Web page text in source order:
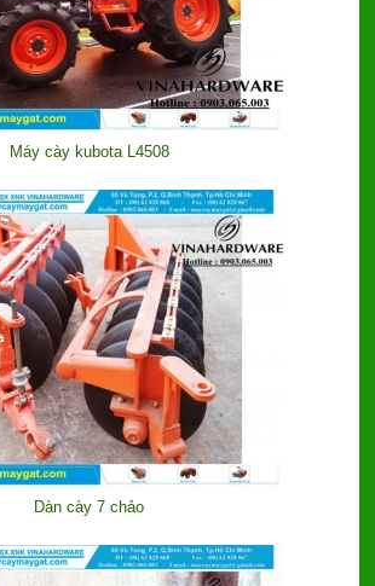
Máy cày kubota L4508
Dàn cày 7 chảo